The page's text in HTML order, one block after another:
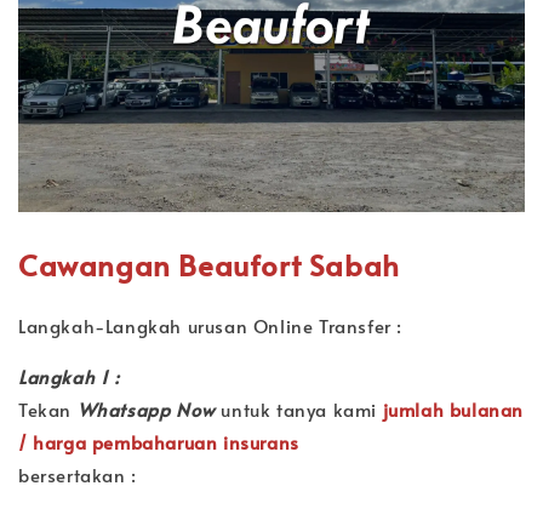
Cawangan Beaufort Sabah
Langkah-Langkah urusan Online Transfer :
Langkah 1 :
Tekan Whatsapp Now untuk tanya kami jumlah bulanan
/ harga pembaharuan insurans
bersertakan :